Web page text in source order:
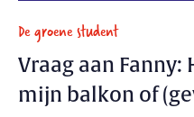
De groene student
Vraag aan
mijn balkon of